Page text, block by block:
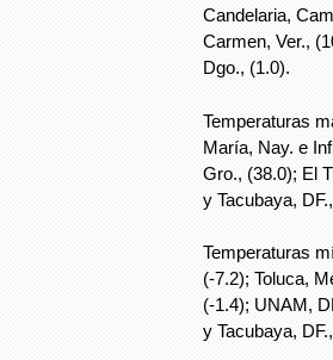
Candelaria,
Carmen, Ver.,
Dgo., (1.0).
Temperaturas
María, Nay. e
Gro., (38.0); El
y Tacubaya,
Temperaturas
(-7.2); Toluca,
(-1.4); UNAM,
y Tacubaya,